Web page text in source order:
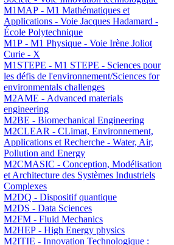
M1MAP - M1 Mathématiques et
Applications - Voie Jacques Hadamard -
École Polytechnique
M1P - M1 Physique - Voie Irène Joliot
Curie - X
M1STEPE - M1 STEPE - Sciences pour
les défis de l'environnement/Sciences for
environmentals challenges
M2AME - Advanced materials
engineering
M2BE - Biomechanical Engineering
M2CLEAR - CLimat, Environnement,
Applications et Recherche - Water, Air,
Pollution and Energy
M2CMASIC - Conception, Modélisation
et Architecture des Systèmes Industriels
Complexes
M2DQ - Dispositif quantique
M2DS - Data Sciences
M2FM - Fluid Mechanics
M2HEP - High Energy physics
M2ITIE - Innovation Technologique :